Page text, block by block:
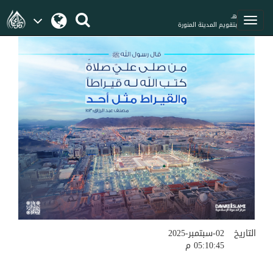
هـ
بتقويم المدينة المنورة
02-سبتمبر-2025
05:10:45 م
التاريخ